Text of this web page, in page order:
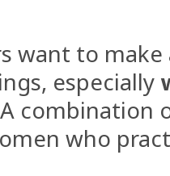
want to
especially
combination
who